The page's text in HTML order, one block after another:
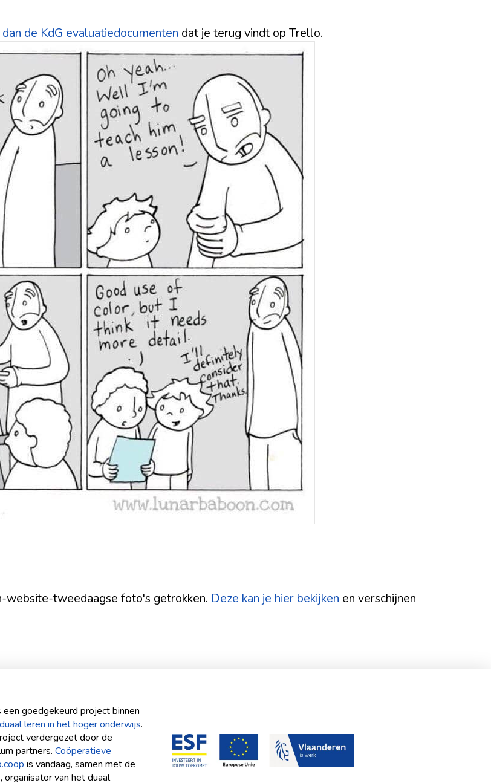
de KdG evaluatiedocumenten dat je terug vindt op Trello.
tweedaagse foto's getrokken. Deze kan je hier bekijken en verschijnen
een goedgekeurd project binnen
duaal leren in het hoger onderwijs.
verdergezet door de
partners. Coöperatieve
is vandaag, samen met de
van het duaal